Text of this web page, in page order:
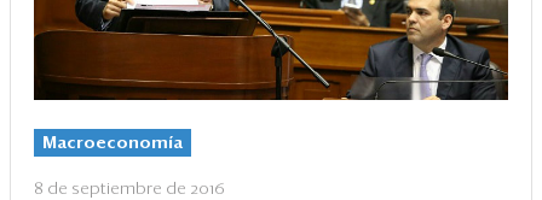
Economía y Finanzas
Legal y Política
Eventos
Macroeconomía
8 de septiembre de 2016